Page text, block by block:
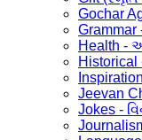
Gochar
Grammar
Health -
Historical
Jeevan
Jokes -